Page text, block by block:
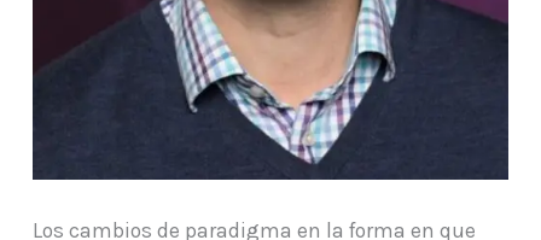
Los cambios de paradigma en la forma en que